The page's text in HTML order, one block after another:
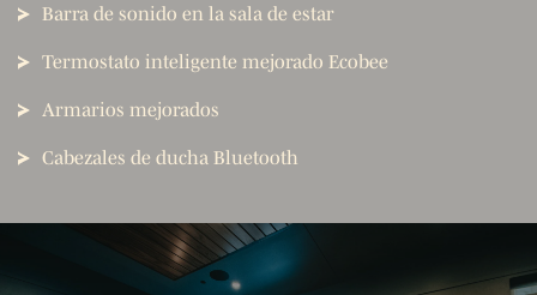
Barra de sonido en la sala de estar
Termostato inteligente mejorado Ecobee
Armarios mejorados
Cabezales de ducha Bluetooth